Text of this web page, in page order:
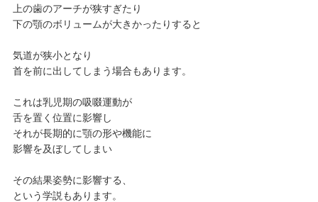
上の歯のアーチが狭すぎたり
下の顎のボリュームが大きかったりすると
気道が狭小となり
首を前に出してしまう場合もあります。
これは乳児期の吸啜運動が
舌を置く位置に影響し
それが長期的に顎の形や機能に
影響を及ぼしてしまい
その結果姿勢に影響する、
という学説もあります。